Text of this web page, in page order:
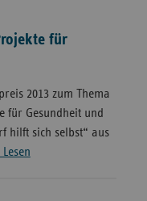
für
2013 zum Thema
für Gesundheit und
hilft sich selbst“ aus
Lesen